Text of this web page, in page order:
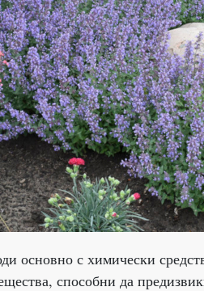
основно с химически
способни да